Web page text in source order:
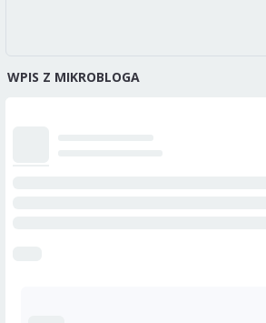
WPIS Z MIKROBLOGA